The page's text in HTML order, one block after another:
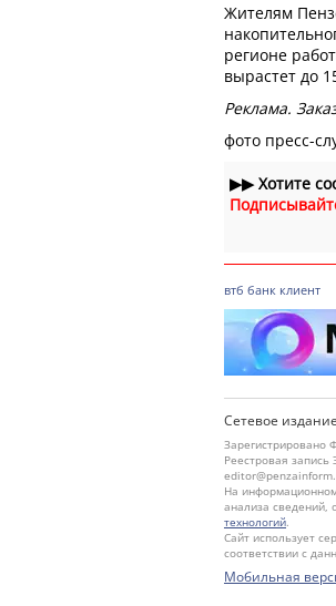
Жителям
регионе
вырастет до
Реклама.
фото пресс-
▶▶Хотите
втб банк клиент
Сетевое
Зарегистрировано
Реестровая
На
анализа сведений,
технологий.
Сайт использует
соответствии с
Мобильная